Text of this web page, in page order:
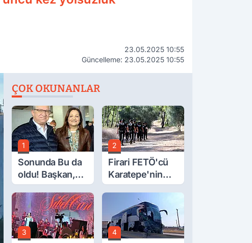
23.05.2025 10:55
Güncelleme: 23.05.2025 10:55
ÇOK OKUNANLAR
1
Sonunda Bu da
oldu! Başkan,
Meclis Üyesini
Hobi
Bahçesinden
Attırdı
2
Firari FETÖ'cü
Karatepe'nin
Gösterdiği
Yerler Didik
Didik Aranıyor
3 4